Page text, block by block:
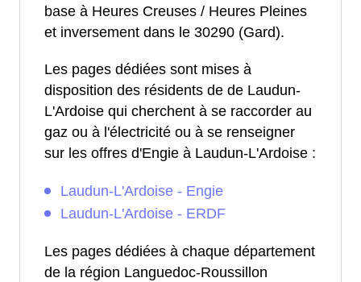
base à Heures Creuses / Heures Pleines
et inversement dans le 30290 (Gard).
Les pages dédiées sont mises à
disposition des résidents de de Laudun-
L'Ardoise qui cherchent à se raccorder au
gaz ou à l'électricité ou à se renseigner
sur les offres d'Engie à Laudun-L'Ardoise :
Laudun-L'Ardoise - Engie
Laudun-L'Ardoise - ERDF
Les pages dédiées à chaque département
de la région Languedoc-Roussillon